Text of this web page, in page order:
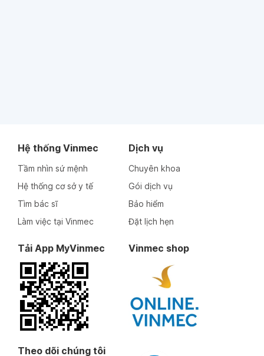
Hệ thống Vinmec
Tầm nhìn sứ mệnh
Hệ thống cơ sở y tế
Tìm bác sĩ
Làm việc tại Vinmec
Dịch vụ
Chuyên khoa
Gói dịch vụ
Bảo hiểm
Đặt lịch hẹn
Tải App MyVinmec Vinmec shop
Theo dõi chúng tôi